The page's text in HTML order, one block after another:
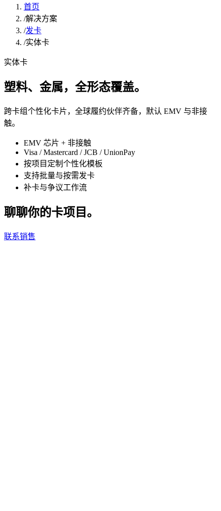
首页
/解决方案
/发卡
/实体卡
实体卡
塑料、金属，全形态覆盖。
跨卡组个性化卡片，全球履约伙伴齐备，默认 EMV 与非接
触。
EMV 芯片 + 非接触
Visa / Mastercard / JCB / UnionPay
按项目定制个性化模板
支持批量与按需发卡
补卡与争议工作流
聊聊你的卡项目。
联系销售